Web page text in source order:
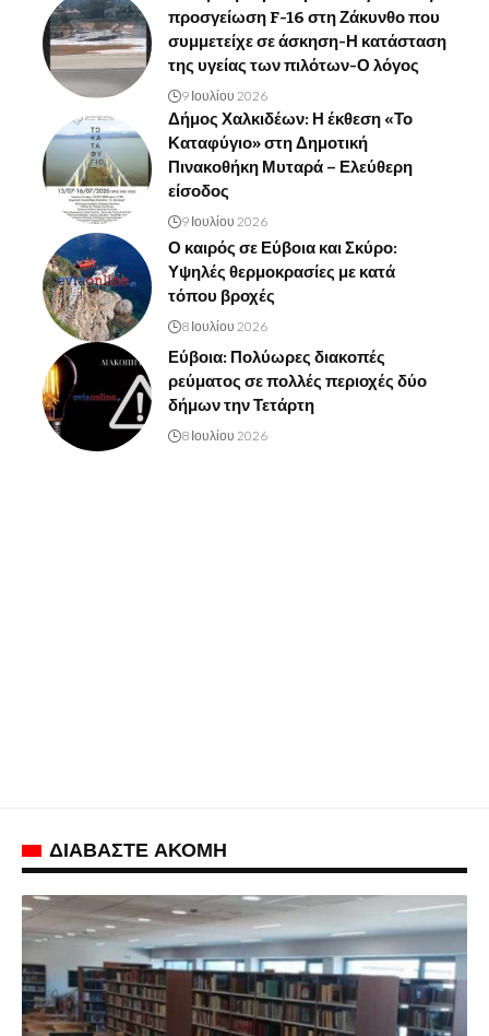
προσγείωση F-16 στη Ζάκυνθο που
συμμετείχε σε άσκηση-Η κατάσταση
της υγείας των πιλότων-Ο λόγος
9 Ιουλίου 2026
Δήμος Χαλκιδέων: Η έκθεση «Το
Καταφύγιο» στη Δημοτική
Πινακοθήκη Μυταρά – Ελεύθερη
είσοδος
9 Ιουλίου 2026
Ο καιρός σε Εύβοια και Σκύρο:
Υψηλές θερμοκρασίες με κατά
τόπου βροχές
8 Ιουλίου 2026
Εύβοια: Πολύωρες διακοπές
ρεύματος σε πολλές περιοχές δύο
δήμων την Τετάρτη
8 Ιουλίου 2026
ΔΙΑΒΑΣΤΕ ΑΚΟΜΗ